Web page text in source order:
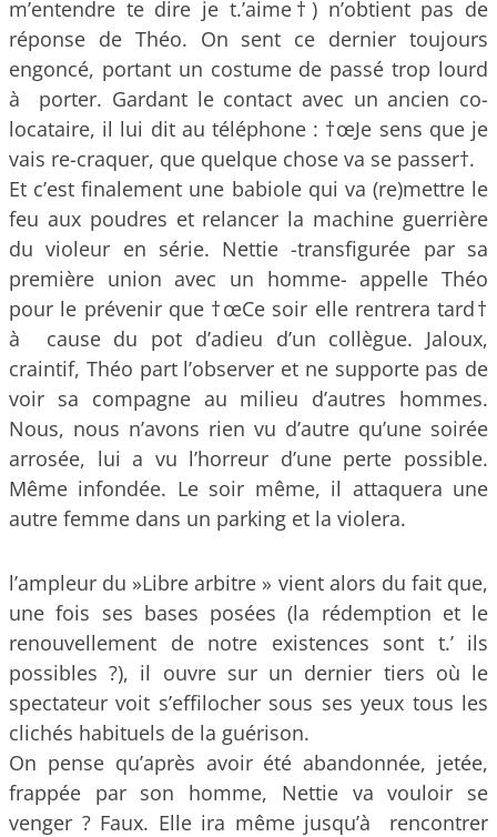
m’entendre te dire je t.’aime†) n’obtient pas de
réponse de Théo. On sent ce dernier toujours
engoncé, portant un costume de passé trop lourd
à porter. Gardant le contact avec un ancien co-
locataire, il lui dit au téléphone : †œJe sens que je
vais re-craquer, que quelque chose va se passer†.
Et c’est finalement une babiole qui va (re)mettre le
feu aux poudres et relancer la machine guerrière
du violeur en série. Nettie -transfigurée par sa
première union avec un homme- appelle Théo
pour le prévenir que †œCe soir elle rentrera tard†
à cause du pot d’adieu d’un collègue. Jaloux,
craintif, Théo part l’observer et ne supporte pas de
voir sa compagne au milieu d’autres hommes.
Nous, nous n’avons rien vu d’autre qu’une soirée
arrosée, lui a vu l’horreur d’une perte possible.
Même infondée. Le soir même, il attaquera une
autre femme dans un parking et la violera.
l’ampleur du »Libre arbitre » vient alors du fait que,
une fois ses bases posées (la rédemption et le
renouvellement de notre existences sont t.’ ils
possibles ?), il ouvre sur un dernier tiers où le
spectateur voit s’effilocher sous ses yeux tous les
clichés habituels de la guérison.
On pense qu’après avoir été abandonnée, jetée,
frappée par son homme, Nettie va vouloir se
venger ? Faux. Elle ira même jusqu’à rencontrer